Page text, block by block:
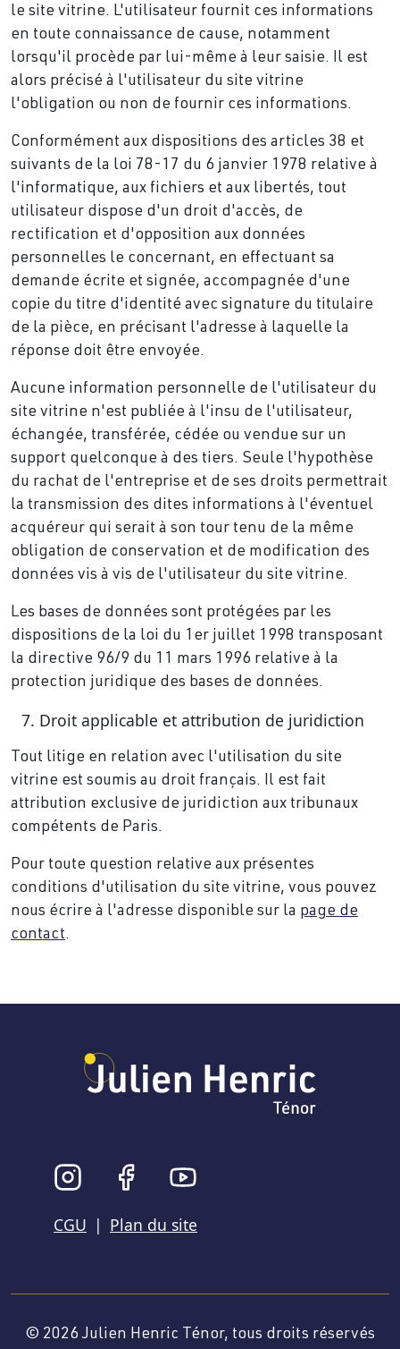
le site vitrine. L'utilisateur fournit ces informations
en toute connaissance de cause, notamment
lorsqu'il procède par lui-même à leur saisie. Il est
alors précisé à l'utilisateur du site vitrine
l'obligation ou non de fournir ces informations.
Conformément aux dispositions des articles 38 et
suivants de la loi 78-17 du 6 janvier 1978 relative à
l'informatique, aux fichiers et aux libertés, tout
utilisateur dispose d'un droit d'accès, de
rectification et d'opposition aux données
personnelles le concernant, en effectuant sa
demande écrite et signée, accompagnée d'une
copie du titre d'identité avec signature du titulaire
de la pièce, en précisant l'adresse à laquelle la
réponse doit être envoyée.
Aucune information personnelle de l'utilisateur du
site vitrine n'est publiée à l'insu de l'utilisateur,
échangée, transférée, cédée ou vendue sur un
support quelconque à des tiers. Seule l'hypothèse
du rachat de l'entreprise et de ses droits permettrait
la transmission des dites informations à l'éventuel
acquéreur qui serait à son tour tenu de la même
obligation de conservation et de modification des
données vis à vis de l'utilisateur du site vitrine.
Les bases de données sont protégées par les
dispositions de la loi du 1er juillet 1998 transposant
la directive 96/9 du 11 mars 1996 relative à la
protection juridique des bases de données.
Droit applicable et attribution de juridiction
Tout litige en relation avec l'utilisation du site
vitrine est soumis au droit français. Il est fait
attribution exclusive de juridiction aux tribunaux
compétents de Paris.
Pour toute question relative aux présentes
conditions d'utilisation du site vitrine, vous pouvez
nous écrire à l'adresse disponible sur la page de
contact.
CGU | Plan du site
© 2026 Julien Henric Ténor, tous droits réservés